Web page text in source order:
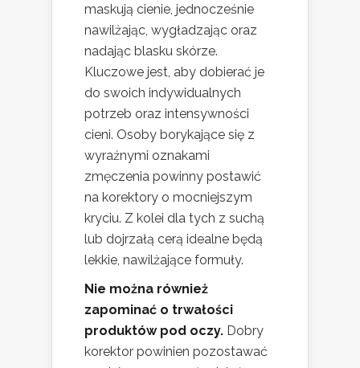
maskują cienie, jednocześnie
nawilżając, wygładzając oraz
nadając blasku skórze.
Kluczowe jest, aby dobierać je
do swoich indywidualnych
potrzeb oraz intensywności
cieni. Osoby borykające się z
wyraźnymi oznakami
zmęczenia powinny postawić
na korektory o mocniejszym
kryciu. Z kolei dla tych z suchą
lub dojrzałą cerą idealne będą
lekkie, nawilżające formuły.
Nie można również
zapominać o trwałości
produktów pod oczy. Dobry
korektor powinien pozostawać